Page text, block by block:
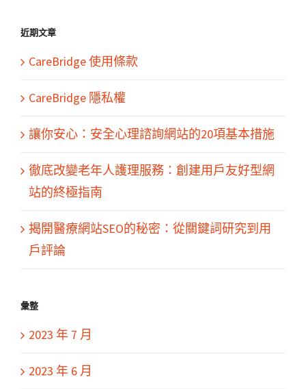
果：
近期文章
CareBridge 使用條款
CareBridge 隱私權
讓你安心：安全心理諮詢網站的20項基本措施
徹底改變老年人護理服務：創建用戶友好型網
站的終極指南
揭開醫療網站SEO的秘密：從關鍵詞研究到用
戶評論
彙整
2023 年 7 月
2023 年 6 月